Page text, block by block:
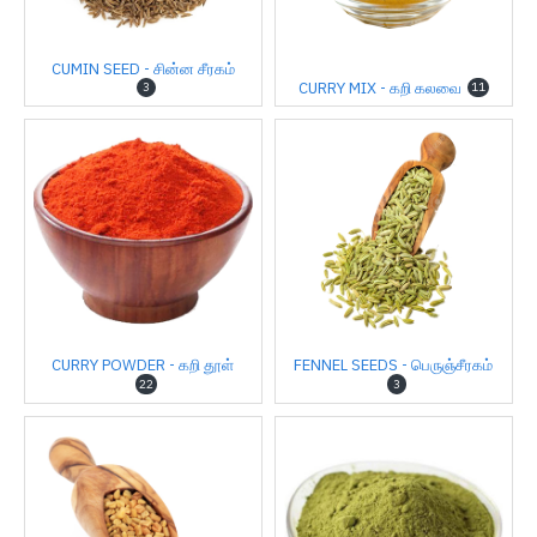
CUMIN SEED - சின்ன சீரகம்
3 CURRY MIX - கறி கலவை 11
CURRY POWDER - கறி தூள்
22
FENNEL SEEDS - பெருஞ்சீரகம்
3